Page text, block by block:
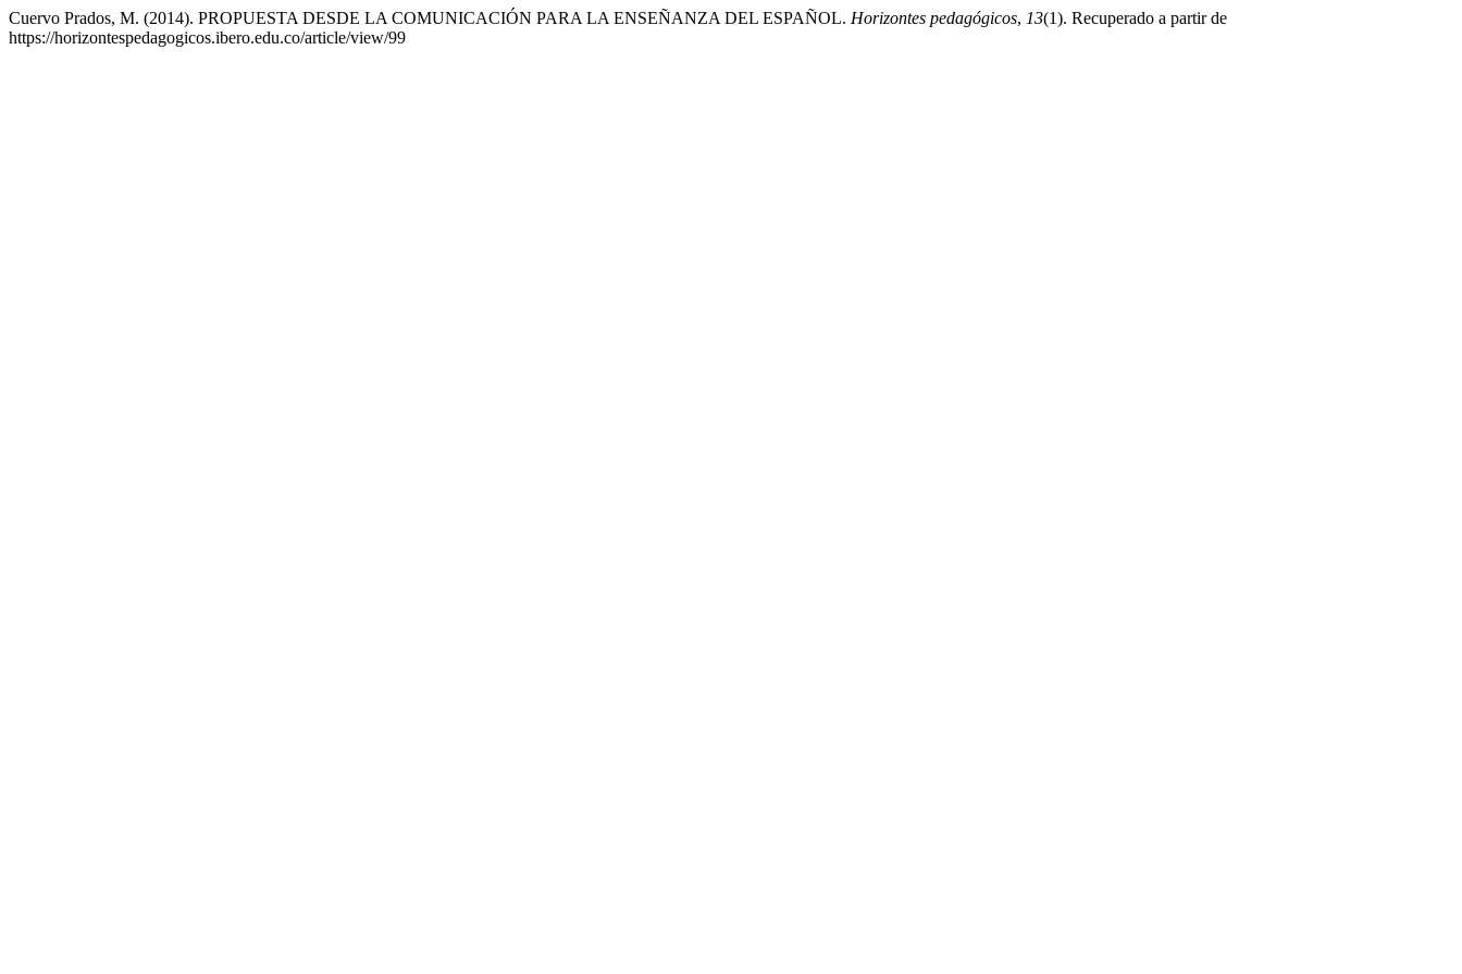
Cuervo Prados, M. (2014). PROPUESTA DESDE LA COMUNICACIÓN PARA LA ENSEÑANZA DEL ESPAÑOL. Horizontes pedagógicos, 13(1). Recuperado a partir de
https://horizontespedagogicos.ibero.edu.co/article/view/99